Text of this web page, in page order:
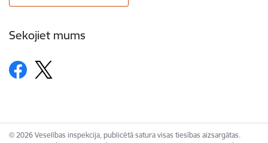
Sekojiet mums
© 2026 Veselības inspekcija, publicētā satura visas tiesības aizsargātas.